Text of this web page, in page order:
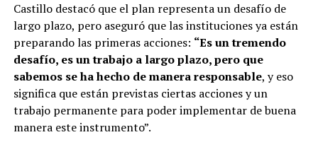
Castillo destacó que el plan representa un desafío de
largo plazo, pero aseguró que las instituciones ya están
preparando las primeras acciones: “Es un tremendo
desafío, es un trabajo a largo plazo, pero que
sabemos se ha hecho de manera responsable, y eso
significa que están previstas ciertas acciones y un
trabajo permanente para poder implementar de buena
manera este instrumento”.